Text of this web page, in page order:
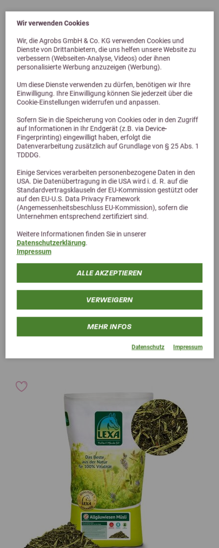
Wir verwenden Cookies
Wir, die Agrobs GmbH & Co. KG verwenden Cookies und
Dienste von Drittanbietern, die uns helfen unsere Website zu
verbessern (Webseiten-Analyse, Videos) oder ihnen
personalisierte Werbung anzuzeigen (Werbung).
Um diese Dienste verwenden zu dürfen, benötigen wir Ihre
Einwilligung. Ihre Einwilligung können Sie jederzeit über die
Cookie-Einstellungen widerrufen und anpassen.
Sofern Sie in die Speicherung von Cookies oder in den Zugriff
auf Informationen in Ihr Endgerät (z.B. via Device-
Fingerprinting) eingewilligt haben, erfolgt die
Datenverarbeitung zusätzlich auf Grundlage von § 25 Abs. 1
TDDDG.
Einige Services verarbeiten personenbezogene Daten in den
USA. Die Datenübertragung in die USA wird i. d. R. auf die
Standardvertragsklauseln der EU-Kommission gestützt oder
auf den EU-U.S. Data Privacy Framework
(Angemessenheitsbeschluss EU-Kommission), sofern die
Unternehmen entsprechend zertifiziert sind.
Weitere Informationen finden Sie in unserer
Datenschutzerklärung.
Impressum
ALLE AKZEPTIEREN
VERWEIGERN
MEHR INFOS
Datenschutz Impressum
Lexa ISI-Mineral-Cobs
Mineralfutter in Leckerli-Größe speziell für Isländer
ab 22,50 €
5,0 (1 Bewertungen)
LEXA Karotten Mash
Getreidefreies Mash mit Karottenstückchen
ab 19,50 €